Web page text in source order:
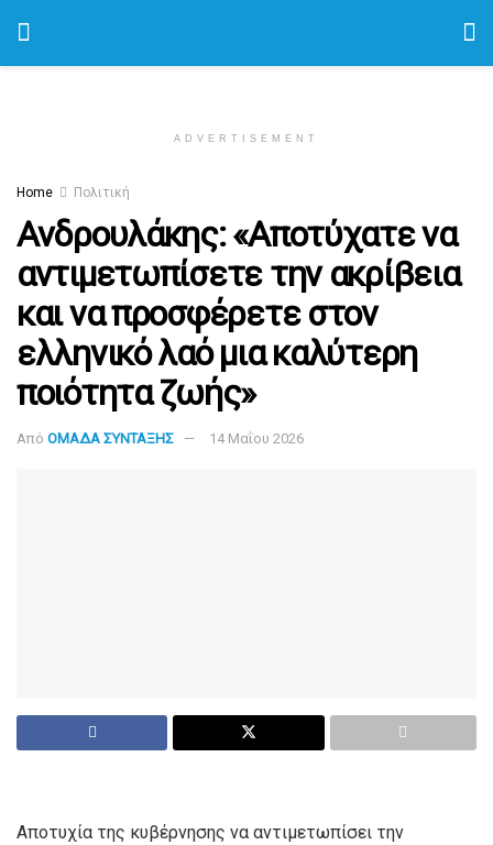
ADVERTISEMENT
Home Πολιτική
Ανδρουλάκης: «Αποτύχατε να
αντιμετωπίσετε την ακρίβεια
και να προσφέρετε στον
ελληνικό λαό μια καλύτερη
ποιότητα ζωής»
Από ΟΜΑΔΑ ΣΥΝΤΑΞΗΣ 14 Μαΐου 2026
Αποτυχία της κυβέρνησης να αντιμετωπίσει την